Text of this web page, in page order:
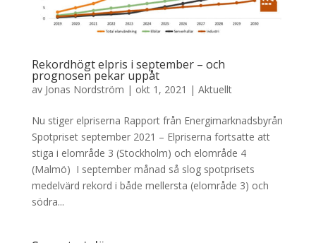
Rekordhögt elpris i september – och
prognosen pekar uppåt
av Jonas Nordström | okt 1, 2021 | Aktuellt
Nu stiger elpriserna Rapport från Energimarknadsbyrån
Spotpriset september 2021 – Elpriserna fortsatte att
stiga i elområde 3 (Stockholm) och elområde 4
(Malmö) I september månad så slog spotprisets
medelvärd rekord i både mellersta (elområde 3) och
södra...